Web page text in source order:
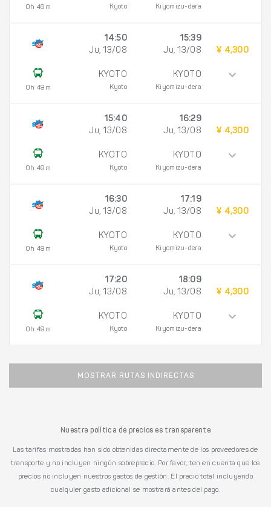
0h 49m Kyoto Kiyomizu-dera
0h 49m
14:50
Ju, 13/08
KYOTO
Kyoto
15:39
Ju, 13/08
KYOTO
Kiyomizu-dera
¥ 4,300
0h 49m
15:40
Ju, 13/08
KYOTO
Kyoto
16:29
Ju, 13/08
KYOTO
Kiyomizu-dera
¥ 4,300
0h 49m
16:30
Ju, 13/08
KYOTO
Kyoto
17:19
Ju, 13/08
KYOTO
Kiyomizu-dera
¥ 4,300
0h 49m
17:20
Ju, 13/08
KYOTO
Kyoto
18:09
Ju, 13/08
KYOTO
Kiyomizu-dera
¥ 4,300
MOSTRAR RUTAS INDIRECTAS
Nuestra política de precios es transparente
Las tarifas mostradas han sido obtenidas directamente de los proveedores de
transporte y no incluyen ningún sobreprecio. Por favor, ten en cuenta que los
precios no incluyen nuestros gastos de gestión. El precio total incluyendo
cualquier gasto adicional se mostrará antes del pago.